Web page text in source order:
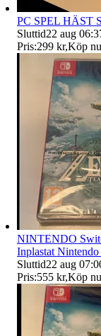
PC SPEL HÄST
Sluttid22 aug
Pris:299 kr,Köp nu
NINTENDO
Inplastat
Sluttid22 aug
Pris:555 kr,Köp nu